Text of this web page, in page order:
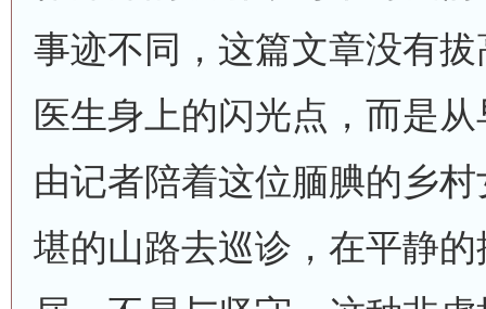
事迹不同，这篇文章没有
医生身上的闪光点，而是
由记者陪着这位腼腆的乡
堪的山路去巡诊，在平静